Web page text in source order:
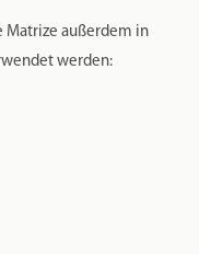
Matrize außerdem in
werden: